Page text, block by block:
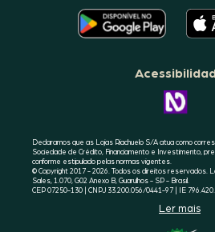
O
APLICATIVO
DA
RIACHUELO
GOOGLE
CONHEÇA
A
Declaramos que as Lojas Riachuelo S/A atua como
Sociedade de Crédito, Financiamento e Investimento,
conforme estipulado pelas normas vigentes.
© Copyright 2017 - 2026. Todos os direitos reservados.
Sales, 1.070, G02 Anexo B, Guarulhos - SP - Brasil.
CEP 07250-130 | CNPJ 33.200.056/0441-97 | IE
Ler mais